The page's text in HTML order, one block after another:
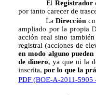
El Registrador
por tanto carecer de
LaDirección
ampliado por la propia
acción real sino
registral (acciones de
en modo alguno
de dinero, ya que ni la
inscrita, por lo que la
PDF (BOE-A-2011-5905